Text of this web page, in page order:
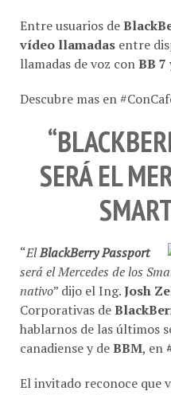
Entre usuarios de
vídeo llamadas entre
llamadas de voz conBB 7
Descubre mas en
SERÁ EL
“ElBlackBerry Passport
será el Mercedes de los
nativo” dijo el Ing.Josh
Corporativas de
hablarnos de las últimos
canadiense y deBBM, en
El invitado reconoce que